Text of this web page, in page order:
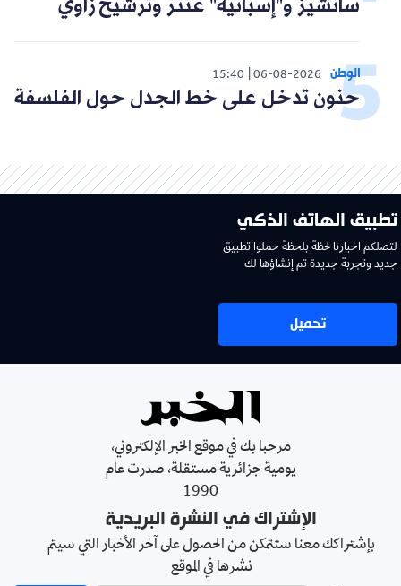
سانشيز و"إسبانية" عنتر وترشيح زاوي
الوطن 06-08-2026
15:40
حنون تدخل على خط الجدل حول الفلسفة
تطبيق الهاتف الذكي
لتصلكم اخبارنا لحظة بلحظة حملوا تطبيق
جديد وتجربة جديدة تم إنشاؤها لك
تحميل
مرحبا بك في موقع الخبر الإلكتروني،
يومية جزائرية مستقلة، صدرت عام
1990
الإشتراك في النشرة البريدية
بإشتراكك معنا ستتمكن من الحصول على آخر الأخبار التي سيتم
نشرها في الموقع